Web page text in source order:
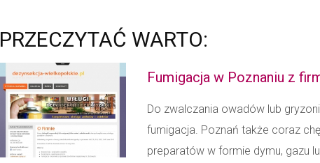
PRZECZYTAĆ WARTO:
Fumigacja w Poznaniu z
Do zwalczania owadów lub
fumigacja. Poznań także coraz
preparatów w formie dymu, gazu